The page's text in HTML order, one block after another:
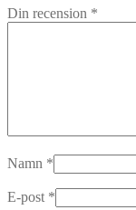
Din recension *
Namn *
E-post *